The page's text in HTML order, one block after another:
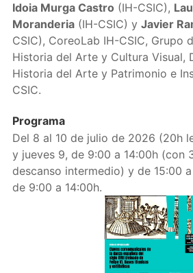
Idoia Murga Castro (IH-CSIC),
Moranderia(IH-CSIC) y Javier
CSIC), CoreoLab IH-CSIC, Grupo
Historia del Arte y Cultura Visual,
Historia del Arte y Patrimonio e
CSIC.
Programa
Del 8 al 10 de julio de 2026 (20h
y jueves 9, de 9:00 a 14:00h (con
descanso intermedio) y de 15:00
de 9:00 a 14:00h.